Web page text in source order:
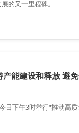
的又一里程碑。
能建设和释放 避
日下午3时举行“推动高